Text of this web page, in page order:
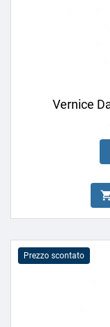
Vernice
Prezzo scontato